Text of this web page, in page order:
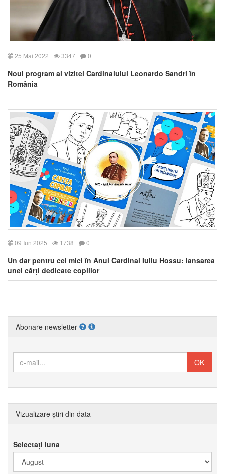
25 Mai 2022 3347 0
Noul program al vizitei Cardinalului Leonardo Sandri în
România
09 Iun 2025 1738 0
Un dar pentru cei mici în Anul Cardinal Iuliu Hossu: lansarea
unei cărți dedicate copiilor
Abonare newsletter
Vizualizare știri din data
Selectați luna